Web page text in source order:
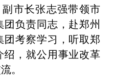
市长张志强带领市
负责同志，赴郑州
考察学习，听取郑
，就公用事业改革
。